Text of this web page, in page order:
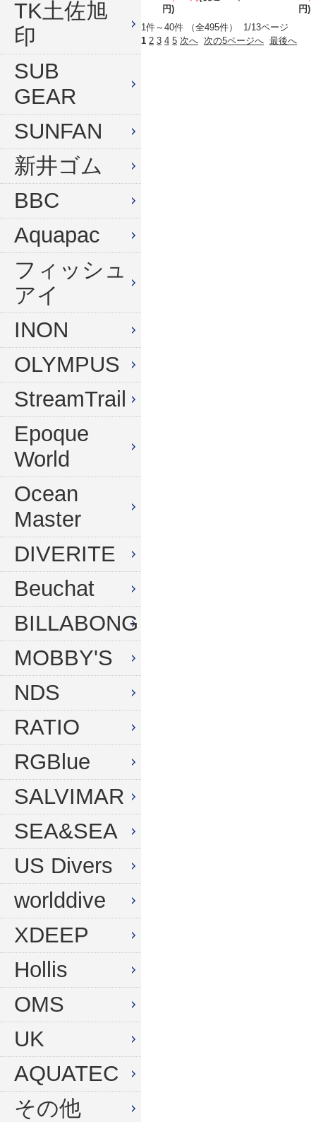
TK土佐旭
印
SUB
GEAR
SUNFAN
新井ゴム
BBC
Aquapac
フィッシュ
アイ
INON
OLYMPUS
StreamTrail
Epoque
World
Ocean
Master
DIVERITE
Beuchat
BILLABONG
MOBBY'S
NDS
RATIO
RGBlue
SALVIMAR
SEA&SEA
US Divers
worlddive
XDEEP
Hollis
OMS
UK
AQUATEC
その他
円)
円)
1件～40件 （全495件） 1/13ページ
1 2 3 4 5 次へ 次の5ページへ 最後へ